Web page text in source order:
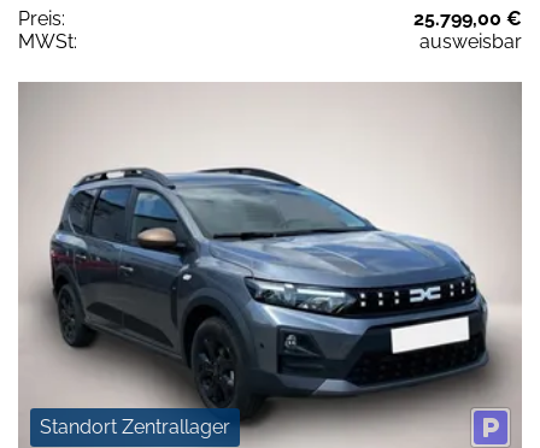
Preis:
25.799,00 €
MWSt:
ausweisbar
Standort Zentrallager